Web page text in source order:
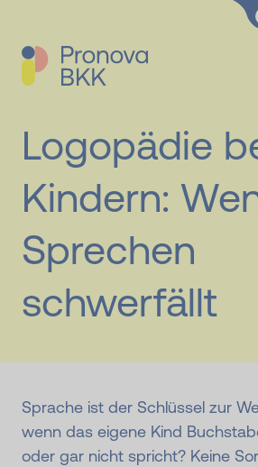
Zum
Logopädie
Kindern:
Sprechen
schwerfällt
Sprache ist der Schlüssel zur
wenn das eigene Kind
oder gar nicht spricht? Keine